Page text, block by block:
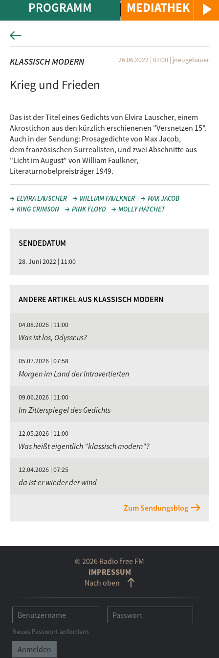
MEDIATHEK
PROGRAMM
KLASSISCH MODERN 26.06.2022 | 07:00 | jneugebauer
Krieg und Frieden
Das ist der Titel eines Gedichts von Elvira Lauscher, einem
Akrostichon aus den kürzlich erschienenen "Versnetzen 15".
Auch in der Sendung: Prosagedichte von Max Jacob,
dem französischen Surrealisten, und zwei Abschnitte aus
"Licht im August" von William Faulkner,
Literaturnobelpreisträger 1949.
ELVIRA LAUSCHER WILLIAM FAULKNER
MAX JACOB
KING CRIMSON
PINK FLOYD MOLLY HATCHET
SENDEDATUM
28. Juni 2022 | 11:00
ANDERE ARTIKEL AUS KLASSISCH MODERN
04.08.2026 | 11:00
Was ist los, Odysseus?
05.07.2026 | 07:58
Morgen im Land der Introvertierten
09.06.2026 | 11:00
Im Zitterspiegel des Gedichts
12.05.2026 | 11:00
Was heißt eigentlich "klassisch modern"?
12.04.2026 | 07:25
da ist er wieder der wind
Zum Sendungsblog
© 2026 Radio free FM
IMPRESSUM
Nach oben
Neues Passwort anfordern